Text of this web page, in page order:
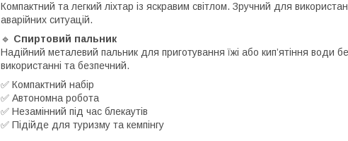
Компактний та легкий ліхтар із яскравим світлом. Зручний для
аварійних ситуацій.
🔹 Спиртовий пальник
Надійний металевий пальник для приготування їжі або кип’ятіння води
використанні та безпечний.
✅ Компактний набір
✅ Автономна робота
✅ Незамінний під час блекаутів
✅ Підійде для туризму та кемпінгу